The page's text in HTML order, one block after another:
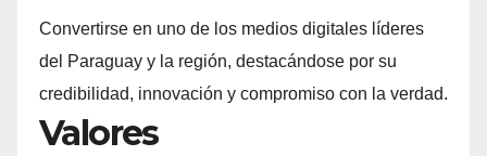
Convertirse en uno de los medios digitales líderes
del Paraguay y la región, destacándose por su
credibilidad, innovación y compromiso con la verdad.
Valores